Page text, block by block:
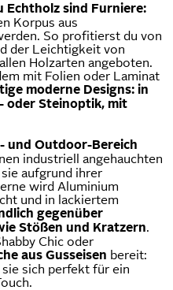
Echtholz sind Furniere:
Korpus aus
So profitierst du von
der Leichtigkeit von
Holzarten angeboten.
mit Folien oder Laminat
moderne Designs: in
oder Steinoptik, mit
und Outdoor-Bereich
industriell angehauchten
aufgrund ihrer
wird Aluminium
und in lackiertem
gegenüber
Stößen und Kratzern.
Chic oder
aus Gusseisen bereit:
sich perfekt für ein